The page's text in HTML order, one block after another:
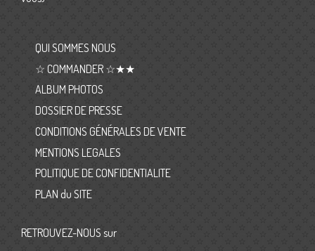
QUI SOMMES NOUS
☆ COMMANDER ☆★★
ALBUM PHOTOS
DOSSIER DE PRESSE
CONDITIONS GÉNÉRALES DE VENTE
MENTIONS LEGALES
POLITIQUE DE CONFIDENTIALITE
PLAN du SITE
RETROUVEZ-NOUS sur